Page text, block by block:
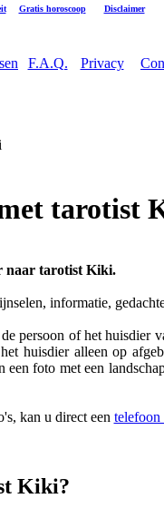
| Gratis horoscoop| Disclaimer
F.A.Q. Privacy
tarotist
naar tarotist Kiki.
informatie,
persoon of het huisdier
huisdier alleen op
een foto met een
kan u direct een telefoon
Kiki?